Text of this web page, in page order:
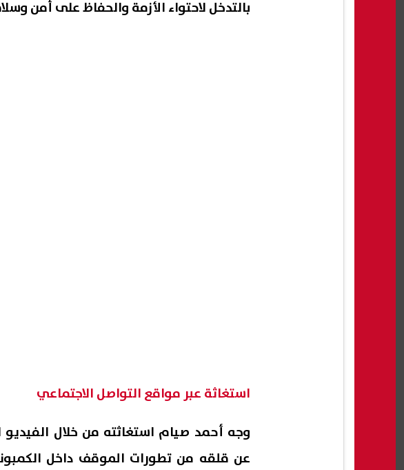
بالتدخل لاحتواء الأزمة والحفاظ على أمن
استغاثة عبر مواقع التواصل الاجتماعي
وجه أحمد صيام استغاثته من خلال
عن قلقه من تطورات الموقف داخل